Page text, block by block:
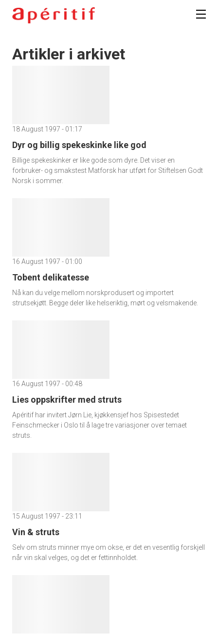
Artikler i arkivet
18 August 1997 - 01:17
Dyr og billig spekeskinke like god
Billige spekeskinker er like gode som dyre. Det viser en
forbruker- og smakstest Matforsk har utført for Stiftelsen Godt
Norsk i sommer.
16 August 1997 - 01:00
Tobent delikatesse
Nå kan du velge mellom norskprodusert og importert
strutsekjøtt. Begge deler like helseriktig, mørt og velsmakende.
16 August 1997 - 00:48
Lies oppskrifter med struts
Apéritif har invitert Jørn Lie, kjøkkensjef hos Spisestedet
Feinschmecker i Oslo til å lage tre variasjoner over temaet
struts.
15 August 1997 - 23:11
Vin & struts
Selv om struts minner mye om okse, er det en vesentlig forskjell
når vin skal velges, og det er fettinnholdet.